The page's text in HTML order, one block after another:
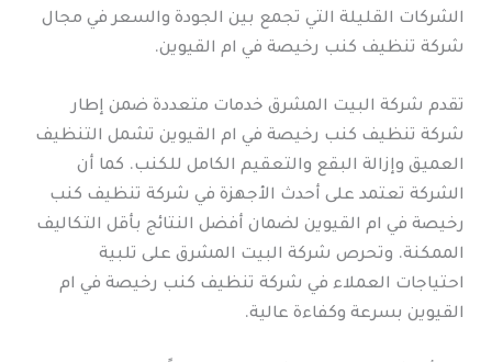
الشركات القليلة التي تجمع بين الجودة والسعر في مجال
شركة تنظيف كنب رخيصة في ام القيوين.
تقدم شركة البيت المشرق خدمات متعددة ضمن إطار
شركة تنظيف كنب رخيصة في ام القيوين تشمل التنظيف
العميق وإزالة البقع والتعقيم الكامل للكنب. كما أن
الشركة تعتمد على أحدث الأجهزة في شركة تنظيف كنب
رخيصة في ام القيوين لضمان أفضل النتائج بأقل التكاليف
الممكنة. وتحرص شركة البيت المشرق على تلبية
احتياجات العملاء في شركة تنظيف كنب رخيصة في ام
القيوين بسرعة وكفاءة عالية.